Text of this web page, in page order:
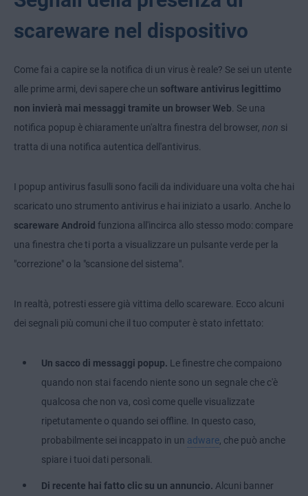
scareware nel dispositivo
Come fai a capire se la notifica di un virus è reale? Se sei un utente
alle prime armi, devi sapere che un software antivirus legittimo
non invierà mai messaggi tramite un browser Web. Se una
notifica popup è chiaramente un'altra finestra del browser, non si
tratta di una notifica autentica dell'antivirus.
I popup antivirus fasulli sono facili da individuare una volta che hai
scaricato uno strumento antivirus e hai iniziato a usarlo. Anche lo
scareware Android funziona all'incirca allo stesso modo: compare
una finestra che ti porta a visualizzare un pulsante verde per la
"correzione" o la "scansione del sistema".
In realtà, potresti essere già vittima dello scareware. Ecco alcuni
dei segnali più comuni che il tuo computer è stato infettato:
Un sacco di messaggi popup. Le finestre che compaiono
quando non stai facendo niente sono un segnale che c'è
qualcosa che non va, così come quelle visualizzate
ripetutamente o quando sei offline. In questo caso,
probabilmente sei incappato in un adware, che può anche
spiare i tuoi dati personali.
Di recente hai fatto clic su un annuncio. Alcuni banner